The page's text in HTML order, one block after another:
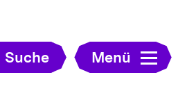
Suche Menü